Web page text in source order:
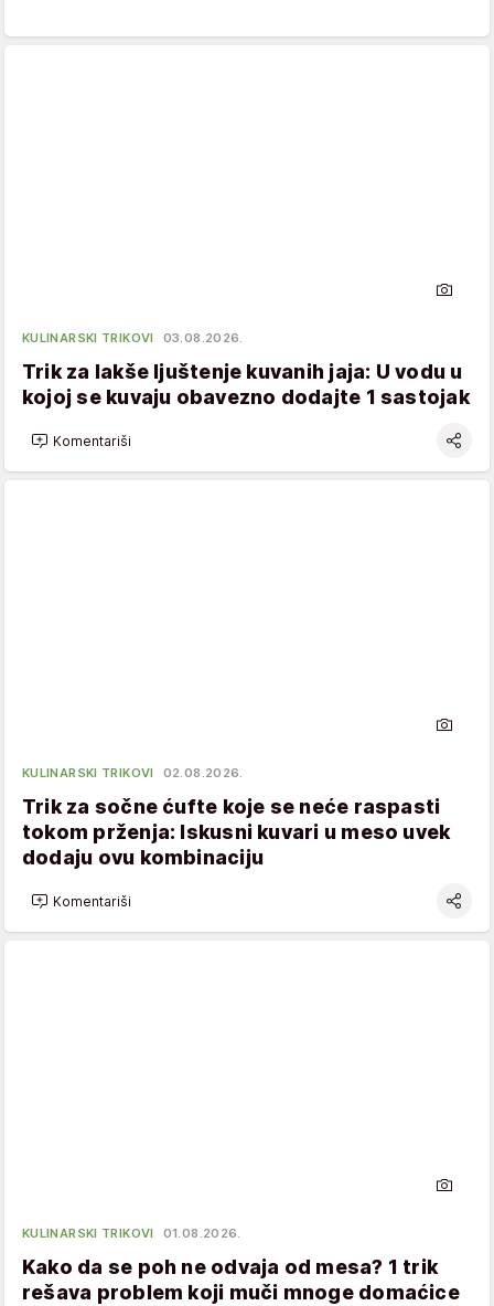
KULINARSKI TRIKOVI 03.08.2026.
Trik za lakše ljuštenje kuvanih jaja: U vodu u
kojoj se kuvaju obavezno dodajte 1 sastojak
Komentariši
KULINARSKI TRIKOVI 02.08.2026.
Trik za sočne ćufte koje se neće raspasti
tokom prženja: Iskusni kuvari u meso uvek
dodaju ovu kombinaciju
Komentariši
KULINARSKI TRIKOVI 01.08.2026.
Kako da se poh ne odvaja od mesa? 1 trik
rešava problem koji muči mnoge domaćice